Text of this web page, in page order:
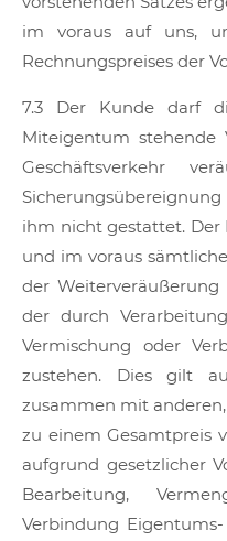
im voraus auf uns,
Rechnungspreises der
7.3 Der Kunde darf
Miteigentum stehende
Geschäftsverkehr
ihm nicht gestattet.
und im voraus
der Weiterveräußerung
der durch
Vermischung oder
zustehen. Dies gilt
zusammen mit
zu einem Gesamtpreis
aufgrund gesetzlicher
Bearbeitung,
Verbindung